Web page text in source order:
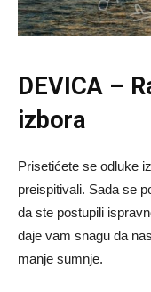
DEVICA –
izbora
Prisetićete se odluke
preispitivali. Sada se
da ste postupili
daje vam snagu da
manje sumnje.